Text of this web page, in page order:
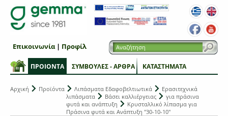
ΠΡΟΙΟΝΤΑ ΣΥΜΒΟΥΛΕΣ - ΑΡΘΡΑ ΚΑΤΑΣΤΗΜΑΤΑ
Επικοινωνία| Προφίλ
Αρχική Προϊόντα Λιπάσματα Εδαφοβελτιωτικά
Ερασιτεχνικά
λιπάσματα
Βάσει καλλιέργειας
για πράσινα
φυτά και ανάπτυξη
Κρυσταλλικό λίπασμα για
Πράσινα φυτά και Ανάπτυξη "30-10-10"